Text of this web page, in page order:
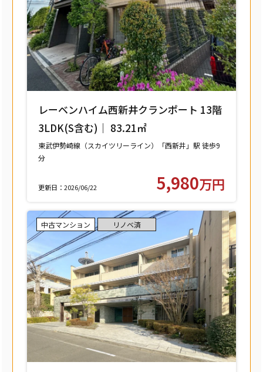
レーベンハイム西新井クランポート 13階
3LDK(S含む)｜ 83.21㎡
東武伊勢崎線（スカイツリーライン）「西新井」駅 徒歩9
分
更新日：2026/06/22 5,980万円
中古マンション リノベ済